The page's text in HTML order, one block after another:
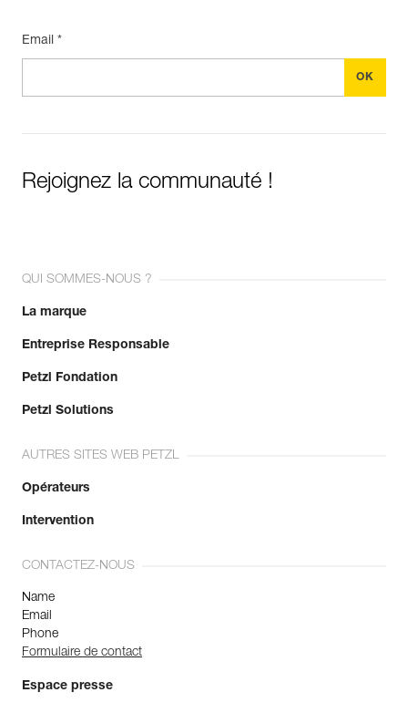
Email *
Rejoignez la communauté !
QUI SOMMES-NOUS ?
La marque
Entreprise Responsable
Petzl Fondation
Petzl Solutions
AUTRES SITES WEB PETZL
Opérateurs
Intervention
CONTACTEZ-NOUS
Name
Email
Phone
Formulaire de contact
Espace presse